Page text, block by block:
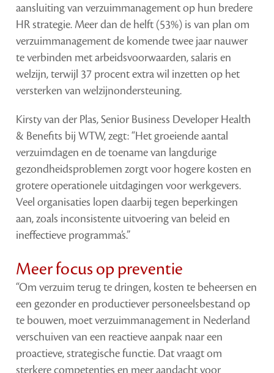
aansluiting van verzuimmanagement op hun bredere
HR strategie. Meer dan de helft (53%) is van plan om
verzuimmanagement de komende twee jaar nauwer
te verbinden met arbeidsvoorwaarden, salaris en
welzijn, terwijl 37 procent extra wil inzetten op het
versterken van welzijnondersteuning.
Kirsty van der Plas, Senior Business Developer Health
& Benefits bij WTW, zegt: “Het groeiende aantal
verzuimdagen en de toename van langdurige
gezondheidsproblemen zorgt voor hogere kosten en
grotere operationele uitdagingen voor werkgevers.
Veel organisaties lopen daarbij tegen beperkingen
aan, zoals inconsistente uitvoering van beleid en
ineffectieve programma’s.”
Meer focus op preventie
“Om verzuim terug te dringen, kosten te beheersen en
een gezonder en productiever personeelsbestand op
te bouwen, moet verzuimmanagement in Nederland
verschuiven van een reactieve aanpak naar een
proactieve, strategische functie. Dat vraagt om
sterkere competenties en meer aandacht voor